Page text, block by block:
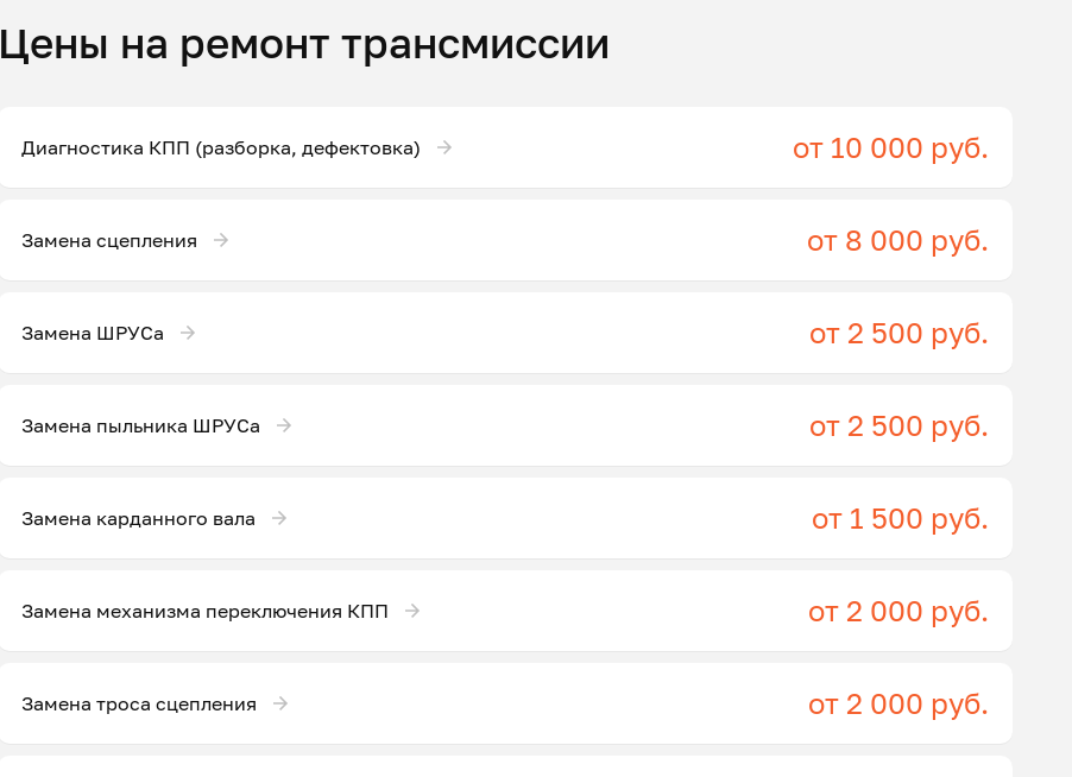
Цены на ремонт трансмиссии
Диагностика КПП (разборка, дефектовка) от 10 000 руб.
Замена сцепления от 8 000 руб.
Замена ШРУСа от 2 500 руб.
Замена пыльника ШРУСа от 2 500 руб.
Замена карданного вала от 1 500 руб.
Замена механизма переключения КПП от 2 000 руб.
Замена троса сцепления от 2 000 руб.